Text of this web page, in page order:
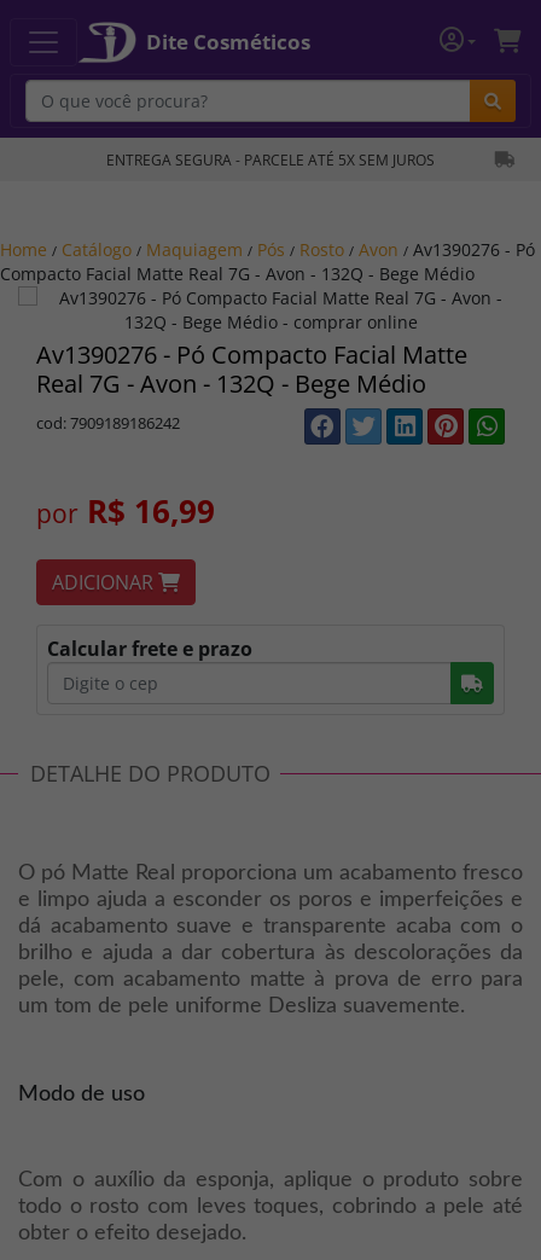
Dite Cosméticos
ENTREGA SEGURA - PARCELE ATÉ 5X SEM JUROS
Home / Catálogo / Maquiagem / Pós / Rosto / Avon / Av1390276 - Pó
Compacto Facial Matte Real 7G - Avon - 132Q - Bege Médio
Av1390276 - Pó Compacto Facial Matte
Real 7G - Avon - 132Q - Bege Médio
cod: 7909189186242
por R$ 16,99
ADICIONAR
Calcular frete e prazo
DETALHE DO PRODUTO
O pó Matte Real proporciona um acabamento fresco
e limpo ajuda a esconder os poros e imperfeições e
dá acabamento suave e transparente acaba com o
brilho e ajuda a dar cobertura às descolorações da
pele, com acabamento matte à prova de erro para
um tom de pele uniforme Desliza suavemente.
Modo de uso
Com o auxílio da esponja, aplique o produto sobre
todo o rosto com leves toques, cobrindo a pele até
obter o efeito desejado.